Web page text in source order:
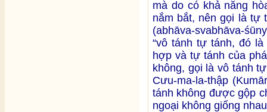
mà do có khả năng
nắm bắt, nên gọi là tự
(abhāva-svabhāva-
“vô tánh tự tánh, đó
hợp và tự tánh của
không, gọi là vô tánh
Cưu-ma-la-thập
tánh không được gộp
ngoại không giống